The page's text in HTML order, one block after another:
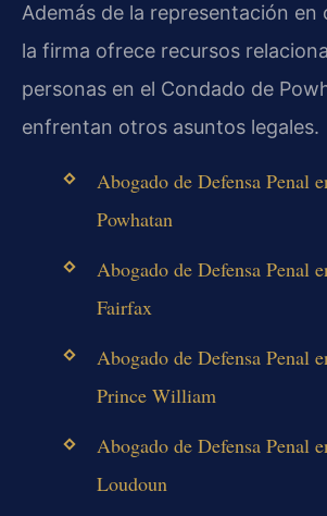
Además de la representación en
la firma ofrece recursos
personas en el Condado de
enfrentan otros asuntos legales.
Abogado de Defensa Penal
Powhatan
Abogado de Defensa Penal
Fairfax
Abogado de Defensa Penal
Prince William
Abogado de Defensa Penal
Loudoun